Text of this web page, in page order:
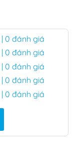
| 0 đánh giá
| 0 đánh giá
| 0 đánh giá
| 0 đánh giá
| 0 đánh giá